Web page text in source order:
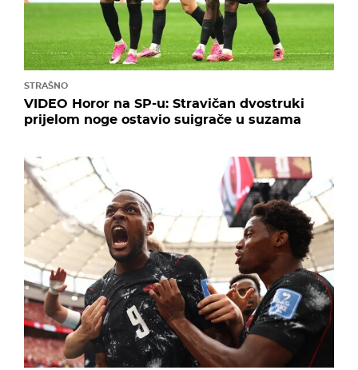
STRAŠNO
VIDEO Horor na SP-u: Stravičan dvostruki
prijelom noge ostavio suigrače u suzama